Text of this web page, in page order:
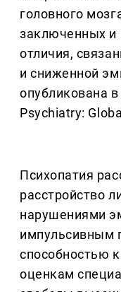
головного
заключенных и
отличия,
и сниженной
опубликована
Psychiatry:
Психопатия
расстройство
нарушениями
импульсивным
способностью
оценкам